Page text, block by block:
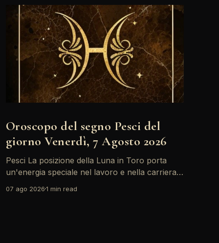
Oroscopo del segno Pesci del
giorno Venerdì, 7 Agosto 2026
Pesci La posizione della Luna in Toro porta
un'energia speciale nel lavoro e nella carriera.
Coeli, ci sono buone opportunità per brillare e
07 ago 20261 min read